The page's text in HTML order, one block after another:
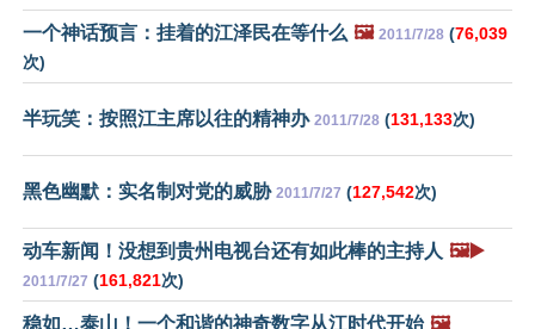
一个神话预言：挂着的江泽民在等什么 🖼️ 2011/7/28 (76,039
次)
半玩笑：按照江主席以往的精神办 2011/7/28 (131,133次)
黑色幽默：实名制对党的威胁 2011/7/27 (127,542次)
动车新闻！没想到贵州电视台还有如此棒的主持人 🖼️▶️
2011/7/27 (161,821次)
稳如…泰山！一个和谐的神奇数字从江时代开始 🖼️